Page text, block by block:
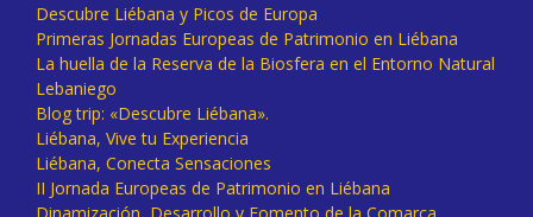
Descubre Liébana y Picos de Europa
Primeras Jornadas Europeas de Patrimonio en Liébana
La huella de la Reserva de la Biosfera en el Entorno Natural
Lebaniego
Blog trip: «Descubre Liébana».
Liébana, Vive tu Experiencia
Liébana, Conecta Sensaciones
II Jornada Europeas de Patrimonio en Liébana
Dinamización, Desarrollo y Fomento de la Comarca